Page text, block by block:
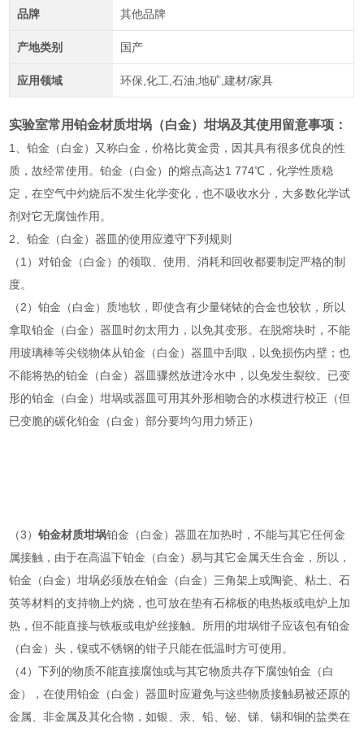
品牌 其他品牌
产地类别 国产
应用领域 环保,化工,石油,地矿,建材/家具
实验室常用铂金材质坩埚 （白金）坩埚及其使用留意事项：
1、铂金（白金）又称白金，价格比黄金贵，因其具有很多优良的性
质，故经常使用。铂金（白金）的熔点高达1 774℃，化学性质稳
定，在空气中灼烧后不发生化学变化，也不吸收水分，大多数化学试
剂对它无腐蚀作用。
2、铂金（白金）器皿的使用应遵守下列规则
（1）对铂金（白金）的领取、使用、消耗和回收都要制定严格的制
度。
（2）铂金（白金）质地软，即使含有少量铑铱的合金也较软，所以
拿取铂金（白金）器皿时勿太用力，以免其变形。在脱熔块时，不能
用玻璃棒等尖锐物体从铂金（白金）器皿中刮取，以免损伤内壁；也
不能将热的铂金（白金）器皿骤然放进冷水中，以免发生裂纹。已变
形的铂金（白金）坩埚或器皿可用其外形相吻合的水模进行校正（但
已变脆的碳化铂金（白金）部分要均匀用力矫正）
（3）铂金材质坩埚铂金（白金）器皿在加热时，不能与其它任何金
属接触，由于在高温下铂金（白金）易与其它金属天生合金，所以，
铂金（白金）坩埚必须放在铂金（白金）三角架上或陶瓷、粘土、石
英等材料的支持物上灼烧，也可放在垫有石棉板的电热板或电炉上加
热，但不能直接与铁板或电炉丝接触。所用的坩埚钳子应该包有铂金
（白金）头，镍或不锈钢的钳子只能在低温时方可使用。
（4）下列的物质不能直接腐蚀或与其它物质共存下腐蚀铂金（白
金），在使用铂金（白金）器皿时应避免与这些物质接触易被还原的
金属、非金属及其化合物，如银、汞、铅、铋、锑、锡和铜的盐类在